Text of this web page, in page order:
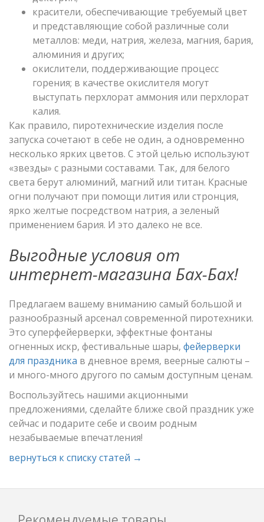
красители, обеспечивающие требуемый цвет
и представляющие собой различные соли
металлов: меди, натрия, железа, магния, бария,
алюминия и других;
окислители, поддерживающие процесс
горения; в качестве окислителя могут
выступать перхлорат аммония или перхлорат
калия.
Как правило, пиротехнические изделия после
запуска сочетают в себе не один, а одновременно
несколько ярких цветов. С этой целью используют
«звезды» с разными составами. Так, для белого
света берут алюминий, магний или титан. Красные
огни получают при помощи лития или стронция,
ярко желтые посредством натрия, а зеленый
применением бария. И это далеко не все.
Выгодные условия от
интернет-магазина Бах-Бах!
Предлагаем вашему вниманию самый большой и
разнообразный арсенал современной пиротехники.
Это суперфейерверки, эффектные фонтаны
огненных искр, фестивальные шары, фейерверки
для праздника в дневное время, веерные салюты –
и много-много другого по самым доступным ценам.
Воспользуйтесь нашими акционными
предложениями, сделайте ближе свой праздник уже
сейчас и подарите себе и своим родным
незабываемые впечатления!
вернуться к списку статей →